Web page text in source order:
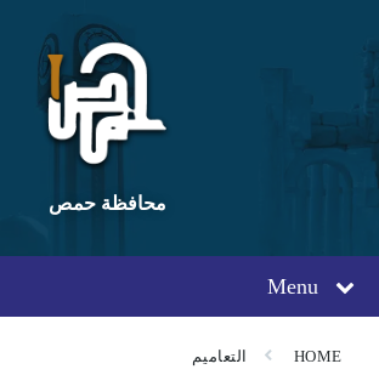
content
main
navigation
footer
محافظة حمص
Menu
HOME التعاميم